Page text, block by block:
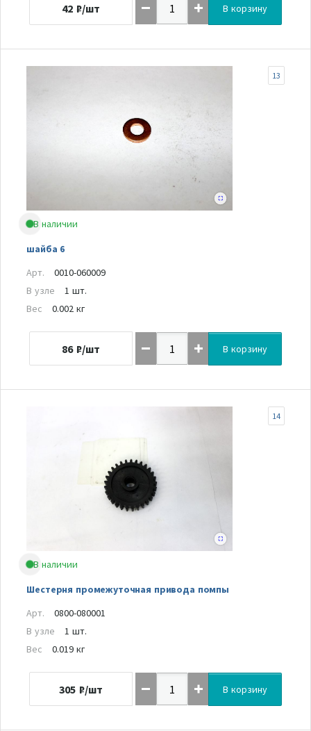
42 ₽/шт В корзину
В наличии
шайба 6
13
Арт.
0010-060009
В узле
1 шт.
Вес
0.002 кг
86 ₽/шт В корзину
В наличии
Шестерня промежуточная привода помпы
14
Арт.
0800-080001
В узле
1 шт.
Вес
0.019 кг
305 ₽/шт В корзину